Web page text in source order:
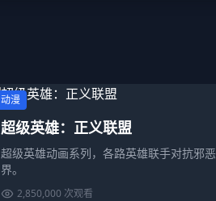
动漫
超级英雄：正义联盟
超级英雄动画系列，各路英雄联手对抗邪
界。
2,850,000 次观看